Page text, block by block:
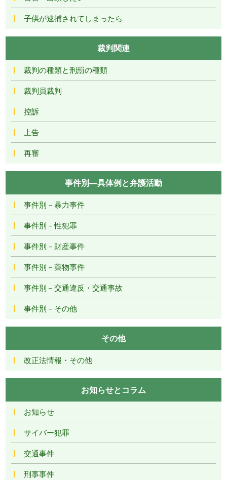
子供が逮捕されてしまったら
裁判関連
裁判の種類と刑罰の種類
裁判員裁判
控訴
上告
再審
事件別―具体例と弁護活動
事件別－暴力事件
事件別－性犯罪
事件別－財産事件
事件別－薬物事件
事件別－交通違反・交通事故
事件別－その他
その他
改正法情報・その他
お知らせとコラム
お知らせ
サイバー犯罪
交通事件
刑事事件